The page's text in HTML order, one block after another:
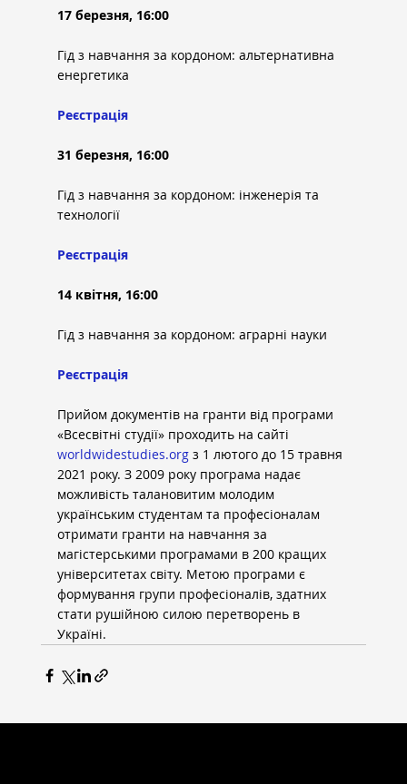
17 березня, 16:00
Гід з навчання за кордоном: альтернативна
енергетика
Реєстрація
31 березня, 16:00
Гід з навчання за кордоном: інженерія та
технології
Реєстрація
14 квітня, 16:00
Гід з навчання за кордоном: аграрні науки
Реєстрація
Прийом документів на гранти від програми
«Всесвітні студії» проходить на сайті
worldwidestudies.org з 1 лютого до 15 травня
2021 року. З 2009 року програма надає
можливість талановитим молодим
українським студентам та професіоналам
отримати гранти на навчання за
магістерськими програмами в 200 кращих
університетах світу. Метою програми є
формування групи професіоналів, здатних
стати рушійною силою перетворень в
Україні.